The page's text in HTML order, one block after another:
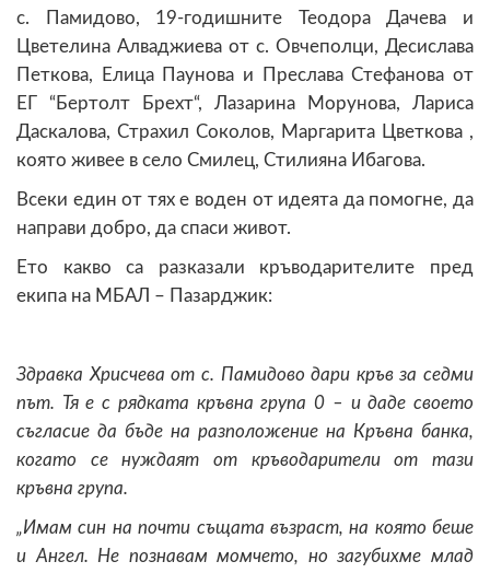
с. Памидово, 19-годишните Теодора Дачева и
Цветелина Алваджиева от с. Овчеполци, Десислава
Петкова, Елица Паунова и Преслава Стефанова от
ЕГ “Бертолт Брехт“, Лазарина Морунова, Лариса
Даскалова, Страхил Соколов, Маргарита Цветкова ,
която живее в село Смилец, Стилияна Ибагова.
Всеки един от тях е воден от идеята да помогне, да
направи добро, да спаси живот.
Ето какво са разказали кръводарителите пред
екипа на МБАЛ – Пазарджик:
Здравка Хрисчева от с. Памидово дари кръв за седми
път. Тя е с рядката кръвна група 0 – и даде своето
съгласие да бъде на разположение на Кръвна банка,
когато се нуждаят от кръводарители от тази
кръвна група.
„Имам син на почти същата възраст, на която беше
и Ангел. Не познавам момчето, но загубихме млад